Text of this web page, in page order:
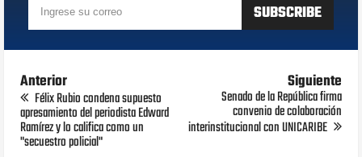
Anterior
Félix Rubio condena supuesto
apresamiento del periodista Edward
Ramírez y lo califica como un
"secuestro policial"
Siguiente
Senado de la República firma
convenio de colaboración
interinstitucional con UNICARIBE